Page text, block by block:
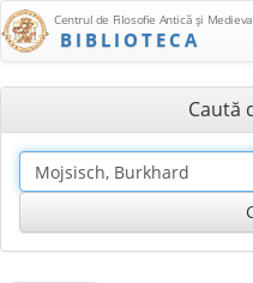
Centrul de Filosofie Antică şi
BIBLIOTECA
Caută